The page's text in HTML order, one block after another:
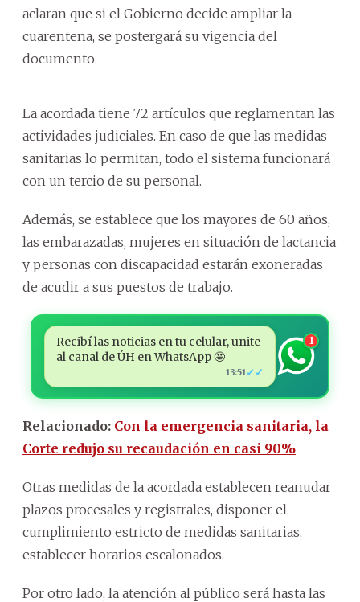
aclaran que si el Gobierno decide ampliar la
cuarentena, se postergará su vigencia del
documento.
La acordada tiene 72 artículos que reglamentan las
actividades judiciales. En caso de que las medidas
sanitarias lo permitan, todo el sistema funcionará
con un tercio de su personal.
Además, se establece que los mayores de 60 años,
las embarazadas, mujeres en situación de lactancia
y personas con discapacidad estarán exoneradas
de acudir a sus puestos de trabajo.
Recibí las noticias en tu celular, unite
al canal de ÚH en WhatsApp 🤩
13:51 ✓✓
1
Relacionado: Con la emergencia sanitaria, la
Corte redujo su recaudación en casi 90%
Otras medidas de la acordada establecen reanudar
plazos procesales y registrales, disponer el
cumplimiento estricto de medidas sanitarias,
establecer horarios escalonados.
Por otro lado, la atención al público será hasta las